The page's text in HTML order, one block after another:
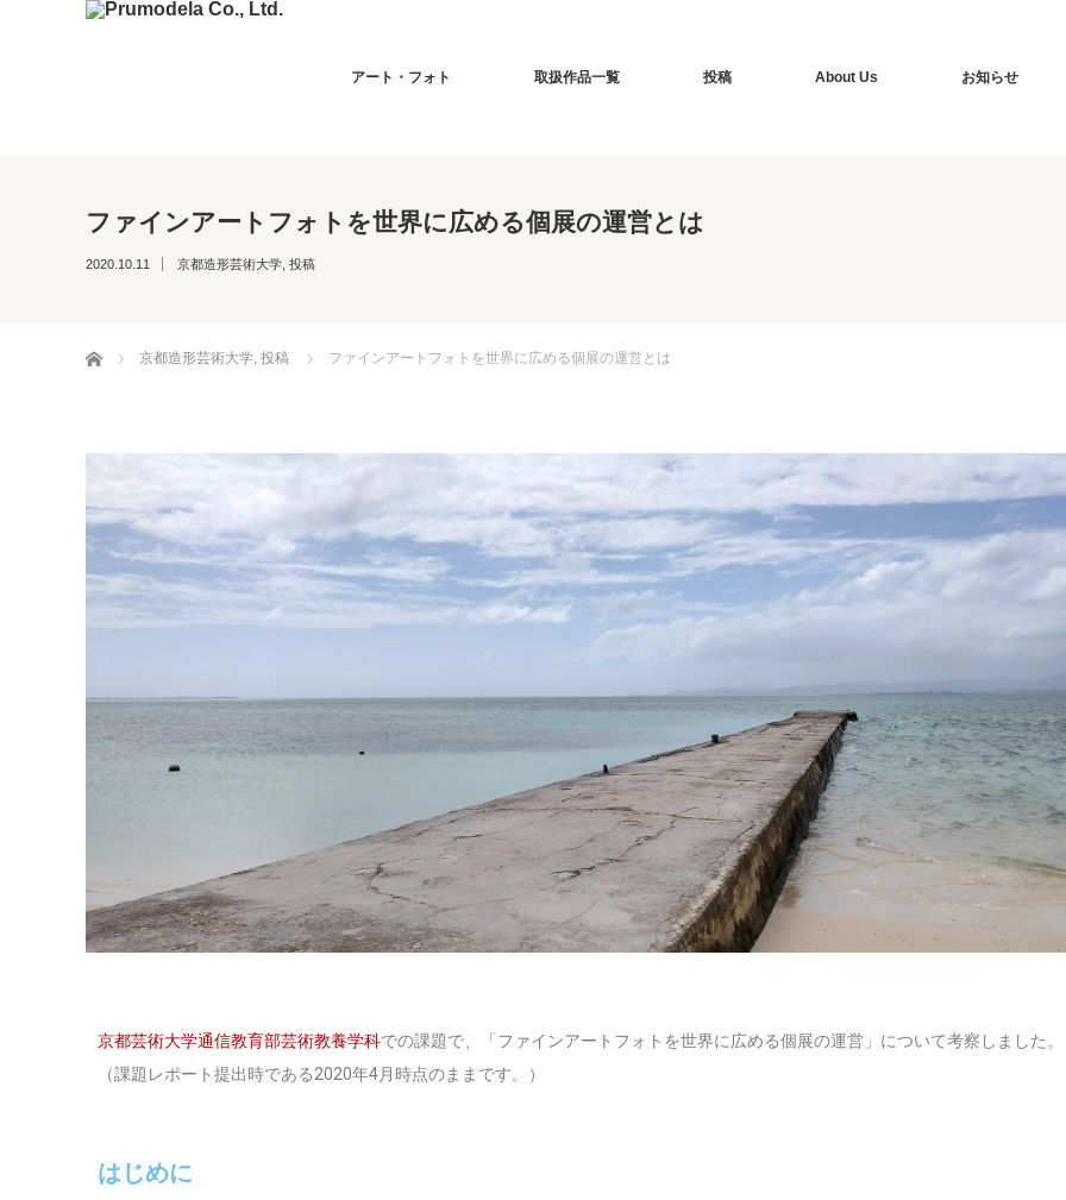
アート・フォト 取扱作品一覧 投稿 About Us お知らせ
ファインアートフォトを世界に広める個展の運営とは
2020.10.11 京都造形芸術大学 投稿
ホーム 京都造形芸術大学, 投稿 ファインアートフォトを世界に広める個展の運営とは
京都芸術大学通信教育部芸術教養学科での課題で、「ファインアートフォトを世界に広める個展の運営 」について考察しました。
（課題レポート提出時である2020年4月時点のままです。）
はじめに